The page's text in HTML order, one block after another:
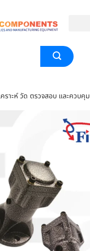
คราะห์ วัด ตรวจสอบ และควบคุม